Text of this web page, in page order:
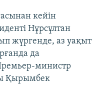
кейін
Нұрсұлтан
жүргенде, аз уақыт
да
Премьер-министр
Қырымбек